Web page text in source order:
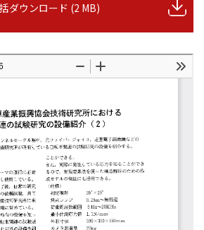
ダウンロード (2 MB)